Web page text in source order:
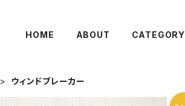
HOME ABOUT CATEGORY
ウィンドブレーカー